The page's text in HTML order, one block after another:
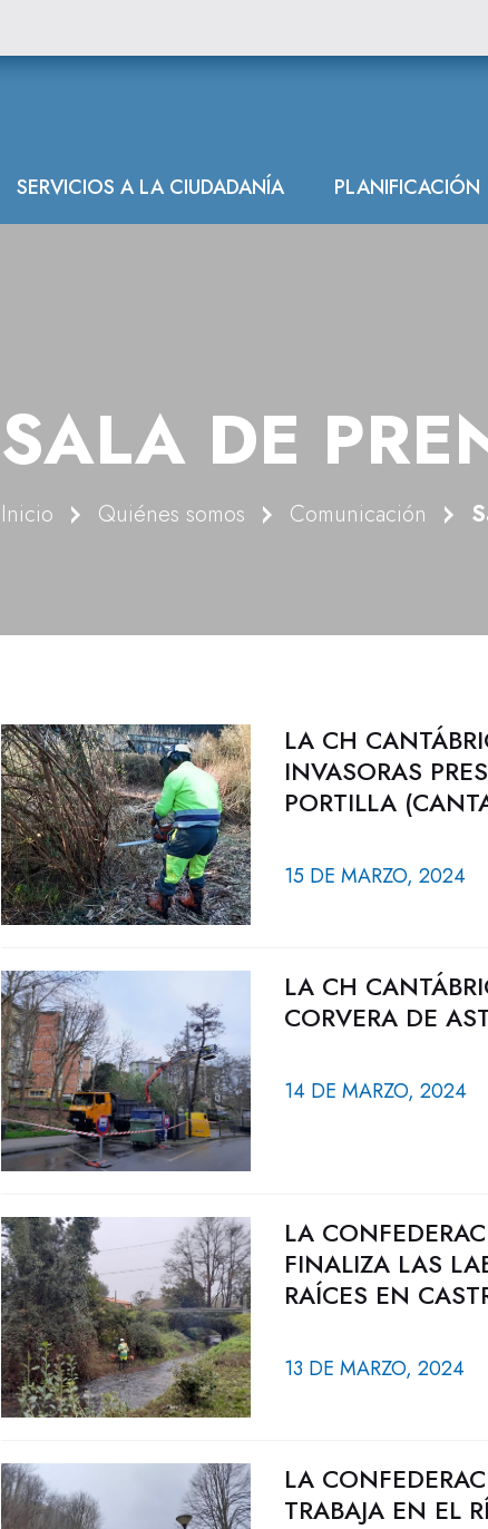
SERVICIOS A LA CIUDADANÍA PLANIFICACIÓN
SALA DE
Inicio Quiénes somos Comunicación
LA CH
INVASORAS
PORTILLA
15 DE MARZO, 2024
LA CH
CORVERA DE
14 DE MARZO, 2024
LA
FINALIZA LAS
RAÍCES EN
13 DE MARZO, 2024
LA
TRABAJA EN EL